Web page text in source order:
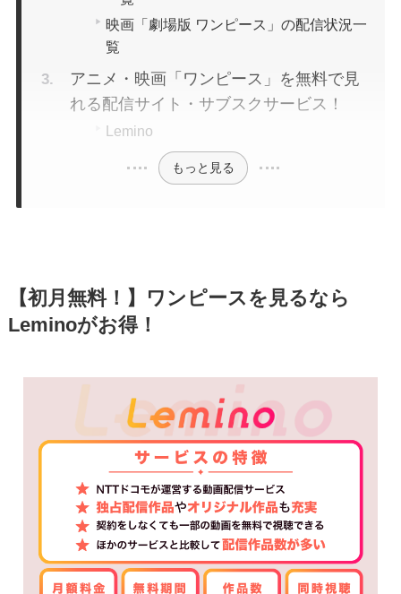
映画「劇場版 ワンピース」の配信状況一
覧
アニメ・映画「ワンピース」を無料で見
れる配信サイト・サブスクサービス！
Lemino
もっと見る
【初月無料！】ワンピースを見るなら
Leminoがお得！